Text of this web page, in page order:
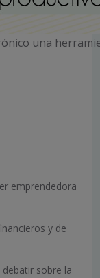
una
emprendedora
y de
sobre la